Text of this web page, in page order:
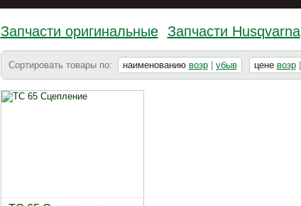
Запчасти оригинальные Запчасти Husqvarna
Сортировать товары по: наименованию возр убыв цене возр